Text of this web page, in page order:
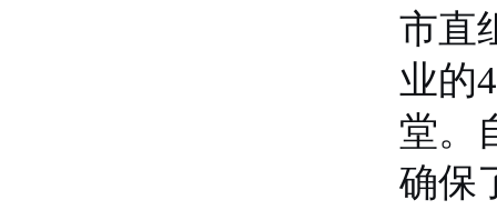
市直
业的
堂。
确保